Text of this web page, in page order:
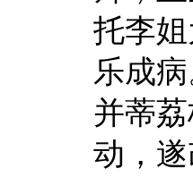
托李
乐成
并蒂
动，